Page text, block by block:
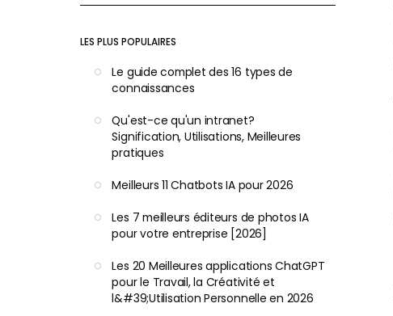
LES PLUS POPULAIRES
Le guide complet des 16 types de
connaissances
Qu'est-ce qu'un intranet?
Signification, Utilisations, Meilleures
pratiques
Meilleurs 11 Chatbots IA pour 2026
Les 7 meilleurs éditeurs de photos IA
pour votre entreprise [2026]
Les 20 Meilleures applications ChatGPT
pour le Travail, la Créativité et
l&#39;Utilisation Personnelle en 2026